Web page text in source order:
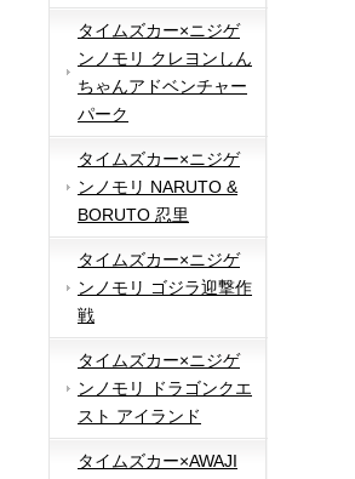
タイムズカー×ニジゲ
ンノモリ クレヨンしん
ちゃんアドベンチャー
パーク
タイムズカー×ニジゲ
ンノモリ NARUTO &
BORUTO 忍里
タイムズカー×ニジゲ
ンノモリ ゴジラ迎撃作
戦
タイムズカー×ニジゲ
ンノモリ ドラゴンクエ
スト アイランド
タイムズカー×AWAJI